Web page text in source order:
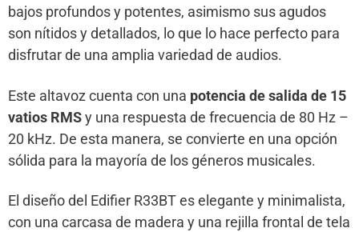
bajos profundos y potentes, asimismo sus agudos
son nítidos y detallados, lo que lo hace perfecto para
disfrutar de una amplia variedad de audios.
Este altavoz cuenta con una potencia de salida de 15
vatios RMSy una respuesta de frecuencia de 80 Hz –
20 kHz. De esta manera, se convierte en una opción
sólida para la mayoría de los géneros musicales.
El diseño del Edifier R33BT es elegante y minimalista,
con una carcasa de madera y una rejilla frontal de tela